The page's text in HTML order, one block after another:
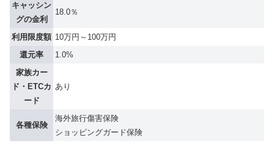
キャッシン
グの金利
18.0％
利用限度額 10万円～100万円
還元率
1.0%
家族カー
ド・ETCカ
ード
あり
各種保険
海外旅行傷害保険
ショッピングガード保険